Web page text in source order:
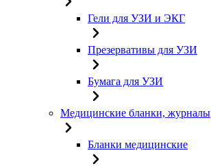
Гели для УЗИ и ЭКГ
Презервативы для УЗИ
Бумага для УЗИ
Медицинские бланки, журналы
Бланки медицинские